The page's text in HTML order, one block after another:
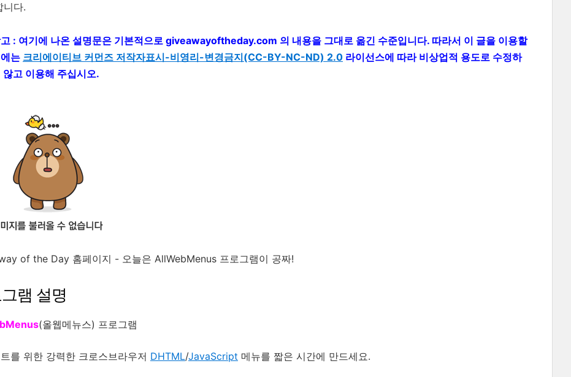
니다.
: 여기에 나온 설명문은 기본적으로 giveawayoftheday.com 의 내용을 그대로 옮긴 수준입니다. 따라서 이 글을 이용할
는 크리에이티브 커먼즈 저작자표시-비영리-변경금지(CC-BY-NC-ND) 2.0 라이선스에 따라 비상업적 용도로 수정하
않고 이용해 주십시오.
of the Day 홈페이지 - 오늘은 AllWebMenus 프로그램이 공짜!
램 설명
(올웹메뉴스) 프로그램
를 위한 강력한 크로스브라우저 DHTML/JavaScript 메뉴를 짧은 시간에 만드세요.